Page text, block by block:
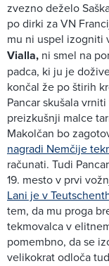
zvezno deželo
po dirki za VN
mu ni uspel izogniti
Vialla, ni smel na
padca, ki ju je
končal že po štirih
Pancar skušala
preizkušnji malce
Makolčan bo
nagradi Nemčije
računati. Tudi
19. mesto v prvi
Lani je v
tem, da mu proga
tekmovalca v
pomembno, da se
velikokrat odloča